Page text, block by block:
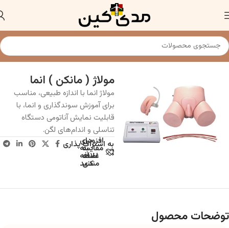
خانه مولاژ و مانکن پزشکی
مولاژ ( مانکن ) انما
مولاژ انما با اندازه طبیعی، مناسب
برای آموزش سوندگذاری و انما، با
قابلیت نمایش آناتومی دستگاه
تناسلی و اندام‌های لگن.
برای
مقایسه
اضافه
کنید
افزودن
به
علاقه
مندی
به اشتراک پذاری
توضحات محصول